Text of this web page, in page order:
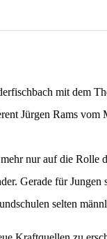
mit dem
Jürgen Rams
nur auf die Rolle
Gerade für Jungen
selten